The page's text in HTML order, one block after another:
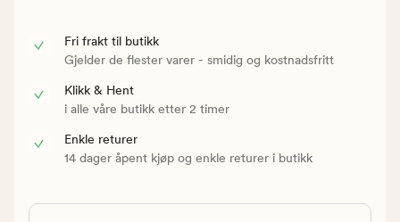
Fri frakt til butikk
Gjelder de flester varer - smidig og kostnadsfritt
Klikk & Hent
i alle våre butikk etter 2 timer
Enkle returer
14 dager åpent kjøp og enkle returer i butikk